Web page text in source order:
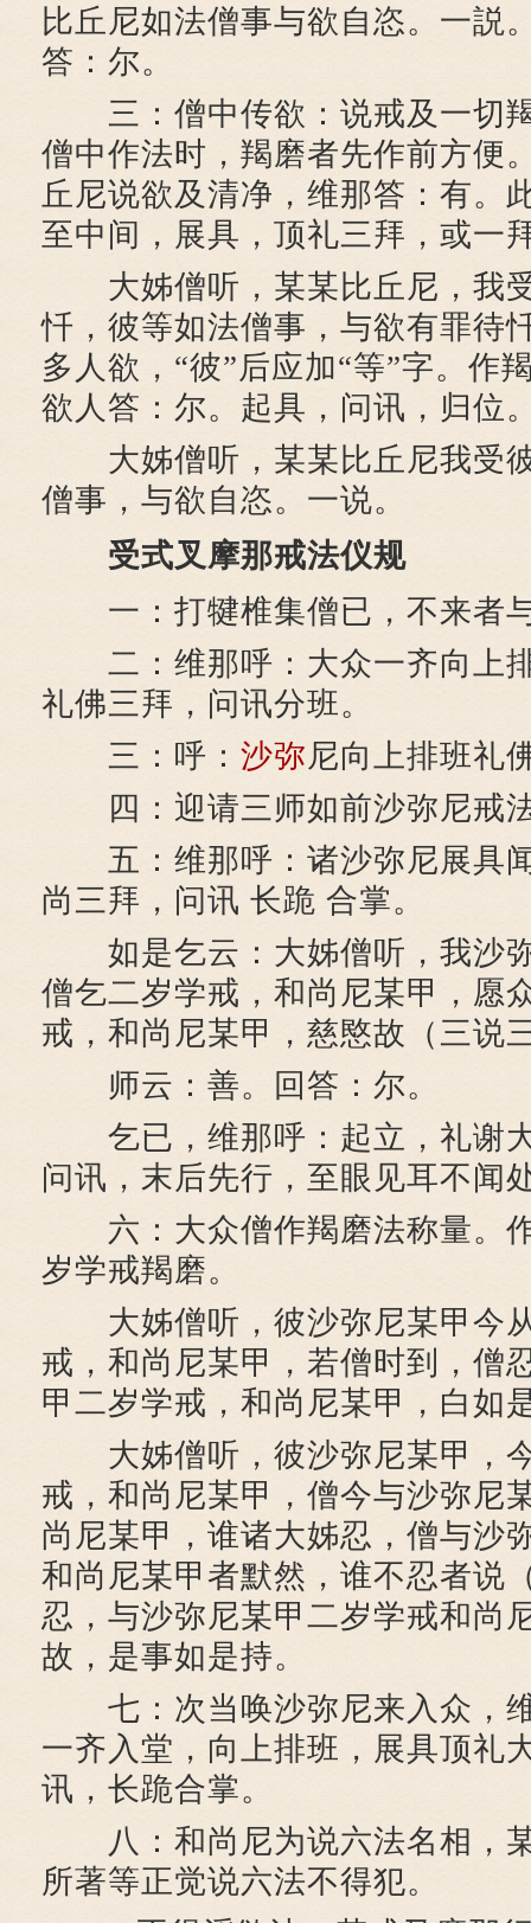
比丘尼如法僧事与欲自恣。一説
答：尔。
三：僧中传欲：说戒及一切
僧中作法时，羯磨者先作前方便
丘尼说欲及清净，维那答：有。
至中间，展具，顶礼三拜，或一
大姊僧听，某某比丘尼，我
忏，彼等如法僧事，与欲有罪待
多人欲，“彼”后应加“等”字。作
欲人答：尔。起具，问讯，归位
大姊僧听，某某比丘尼我受
僧事，与欲自恣。一说。
受式叉摩那戒法仪规
一：打犍椎集僧已，不来者
二：维那呼：大众一齐向上
礼佛三拜，问讯分班。
三：呼： 沙弥尼向上排班礼
四：迎请三师如前沙弥尼戒
五：维那呼：诸沙弥尼展具
尚三拜，问讯 长跪 合掌。
如是乞云：大姊僧听，我沙
僧乞二岁学戒，和尚尼某甲，愿
戒，和尚尼某甲，慈愍故（三说
师云：善。回答：尔。
乞已，维那呼：起立，礼谢
问讯，末后先行，至眼见耳不闻
六：大众僧作羯磨法称量。
岁学戒羯磨。
大姊僧听，彼沙弥尼某甲今
戒，和尚尼某甲，若僧时到，僧
甲二岁学戒，和尚尼某甲，白如
大姊僧听，彼沙弥尼某甲，
戒，和尚尼某甲，僧今与沙弥尼
尚尼某甲，谁诸大姊忍，僧与沙
和尚尼某甲者默然，谁不忍者说
忍，与沙弥尼某甲二岁学戒和尚
故，是事如是持。
七：次当唤沙弥尼来入众，
一齐入堂，向上排班，展具顶礼
讯，长跪合掌。
八：和尚尼为说六法名相，
所著等正觉说六法不得犯。